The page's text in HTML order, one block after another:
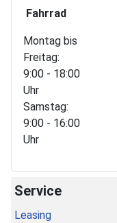
Fahrrad
Montag bis
Freitag:
9:00 - 18:00
Uhr
Samstag:
9:00 - 16:00
Uhr
Service
Leasing